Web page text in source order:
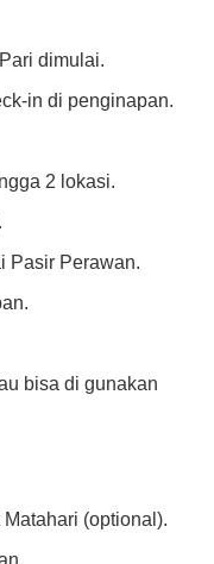
dimulai.
in di penginapan.
2 lokasi.
Pasir Perawan.
bisa di gunakan
(optional).